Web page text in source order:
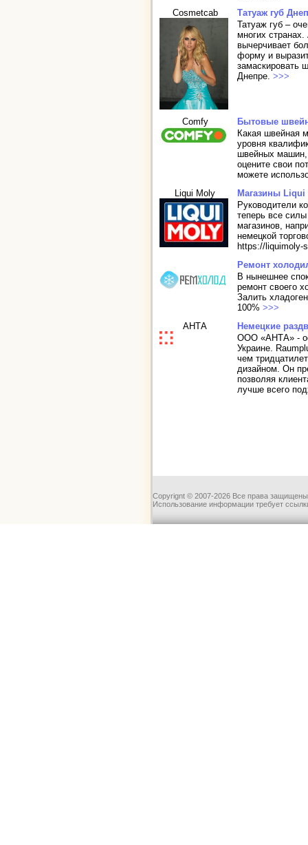
Cosmetcab
Татуаж губ
Татуаж губ –
многих
вычерчивает
форму и
замаскировать
Днепре. >>>
Comfy
Бытовые
Какая швейная
уровня
швейных
оцените свои
можете
Liqui Moly
Магазины Liqui
Руководители
теперь все
магазинов,
немецкой
https://liquimoly-
Ремонт
В нынешнее
ремонт своего
Залить
100% >>>
АНТА
Немецкие
ООО «АНТА» -
Украине.
чем
дизайном. Он
позволяя
лучше всего
Copyrignt © 2007-2026 Все права
Использование информации требует